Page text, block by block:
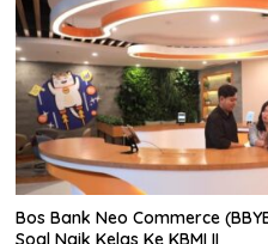
Bos Bank Neo Commerce
Soal Naik Kelas Ke KBMI II